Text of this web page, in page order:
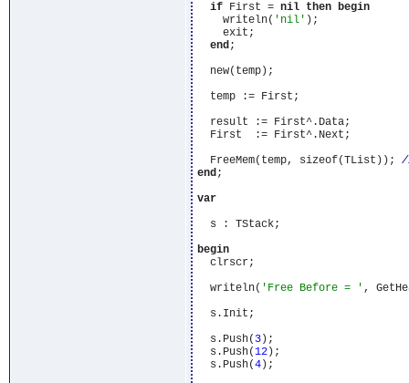
if First = nil then begin
    writeln(
'nil' );
    exit;
end;
  new(temp);
  temp := First;
  result := First^.Data;
  First  := First^.Next;
  FreeMem(temp, sizeof(TList));
end;
var
  s : TStack;
begin
  clrscr;
  writeln(
'Free Before = ' ,
  s.Init;
  s.Push(
3);
  s.Push(
12);
  s.Push(
4);